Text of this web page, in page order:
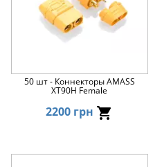
50 шт - Коннекторы AMASS
XT90H Female
2200 грн